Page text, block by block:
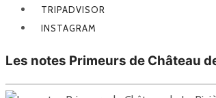
TRIPADVISOR
INSTAGRAM
Les notes Primeurs de Château